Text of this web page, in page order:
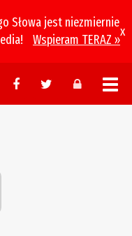
Słowa jest niezmiernie
Wspieram TERAZ »
x